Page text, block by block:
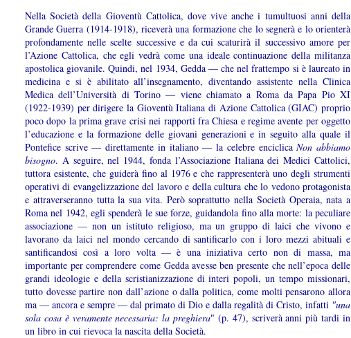
Nella Società della Gioventù Cattolica, dove vive anche i tumultuosi anni della
Grande Guerra (1914-1918), riceverà una formazione che lo segnerà e lo orienterà
profondamente nelle scelte successive e da cui scaturirà il successivo amore per
l’Azione Cattolica, che egli vedrà come una ideale continuazione della militanza
apostolica giovanile. Quindi, nel 1934, Gedda — che nel frattempo si è laureato in
medicina e si è abilitato all’insegnamento, diventando assistente nella Clinica
Medica dell’Università di Torino — viene chiamato a Roma da Papa Pio XI
(1922-1939) per dirigere la Gioventù Italiana di Azione Cattolica (GIAC) proprio
poco dopo la prima grave crisi nei rapporti fra Chiesa e regime avente per oggetto
l’educazione e la formazione delle giovani generazioni e in seguito alla quale il
Pontefice scrive — direttamente in italiano — la celebre enciclicaNon abbiamo
bisogno. A seguire, nel 1944, fonda l’Associazione Italiana dei Medici Cattolici,
tuttora esistente, che guiderà fino al 1976 e che rappresenterà uno degli strumenti
operativi di evangelizzazione del lavoro e della cultura che lo vedono protagonista
e attraverseranno tutta la sua vita. Però soprattutto nella Società Operaia, nata a
Roma nel 1942, egli spenderà le sue forze, guidandola fino alla morte: la peculiare
associazione — non un istituto religioso, ma un gruppo di laici che vivono e
lavorano da laici nel mondo cercando di santificarlo con i loro mezzi abituali e
santificandosi così a loro volta — è una iniziativa certo non di massa, ma
importante per comprendere come Gedda avesse ben presente che nell’epoca delle
grandi ideologie e della scristianizzazione di interi popoli, un tempo missionari,
tutto dovesse partire non dall’azione o dalla politica, come molti pensarono allora
ma — ancora e sempre — dal primato di Dio e dalla regalità di Cristo, infatti "una
sola cosa è veramente necessaria: la preghiera" (p. 47), scriverà anni più tardi in
un libro in cui rievoca la nascita della Società.